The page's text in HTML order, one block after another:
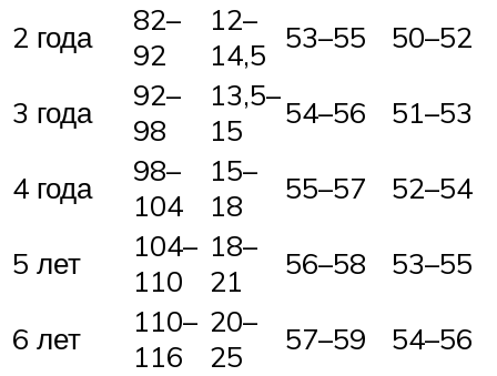
2 года
82–
92
12–
14,5 53–55 50–52
3 года
92–
98
13,5–
15
54–56 51–53
4 года
98–
104
15–
18
55–57 52–54
5 лет
104–
110
18–
21
56–58 53–55
6 лет
110–
116
20–
25
57–59 54–56